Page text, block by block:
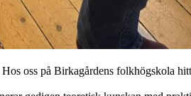
oss på Birkagårdens folkhögskola